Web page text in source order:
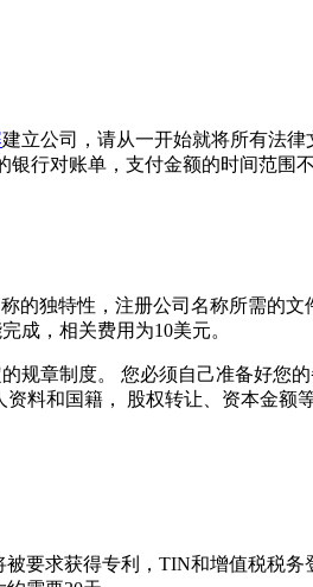
建立公司，请从一开始就将所有法
行对账单，支付金额的时间范围不
的独特性，注册公司名称所需的
成，相关费用为10美元。
规章制度。 您必须自己准备好您
料和国籍， 股权转让、资本金
要求获得专利，TIN和增值税税